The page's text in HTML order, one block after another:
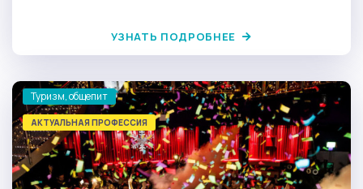
УЗНАТЬ ПОДРОБНЕЕ
Туризм, общепит
АКТУАЛЬНАЯ ПРОФЕССИЯ